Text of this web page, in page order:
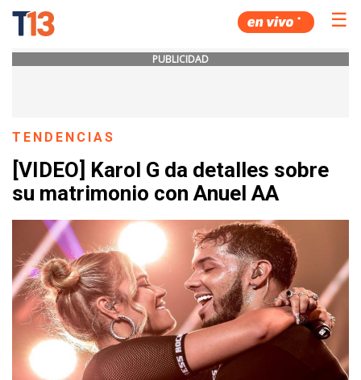
☰
PUBLICIDAD
TENDENCIAS
[VIDEO] Karol G da detalles sobre
su matrimonio con Anuel AA